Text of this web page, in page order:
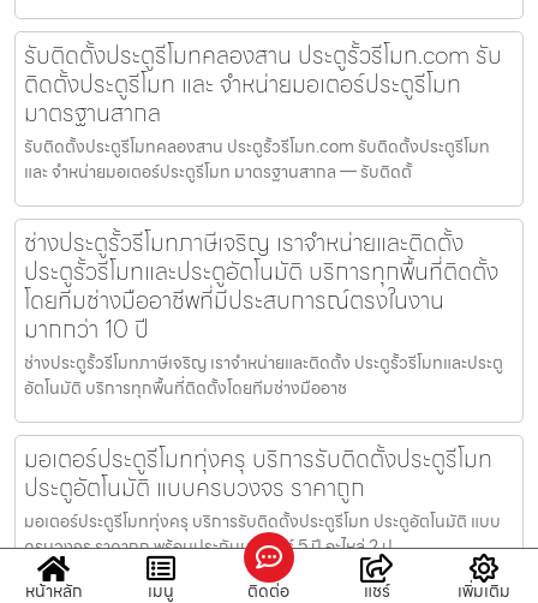
รับติดตั้งประตูรีโมทคลองสาน ประตูรั้วรีโมท.com รับ
ติดตั้งประตูรีโมท และ จำหน่ายมอเตอร์ประตูรีโมท
มาตรฐานสากล
รับติดตั้งประตูรีโมทคลองสาน ประตูรั้วรีโมท.com รับติดตั้งประตูรีโมท
และ จำหน่ายมอเตอร์ประตูรีโมท มาตรฐานสากล — รับติดตั้
ช่างประตูรั้วรีโมทภาษีเจริญ เราจำหน่ายและติดตั้ง
ประตูรั้วรีโมทและประตูอัตโนมัติ บริการทุกพื้นที่ติดตั้ง
โดยทีมช่างมืออาชีพที่มีประสบการณ์ตรงในงาน
มากกว่า 10 ปี
ช่างประตูรั้วรีโมทภาษีเจริญ เราจำหน่ายและติดตั้ง ประตูรั้วรีโมทและประตู
อัตโนมัติ บริการทุกพื้นที่ติดตั้งโดยทีมช่างมืออาช
มอเตอร์ประตูรีโมททุ่งครุ บริการรับติดตั้งประตูรีโมท
ประตูอัตโนมัติ แบบครบวงจร ราคาถูก
มอเตอร์ประตูรีโมททุ่งครุ บริการรับติดตั้งประตูรีโมท ประตูอัตโนมัติ แบบ
ครบวงจร ราคาถูก พร้อมประกันมอเตอร์ 5 ปี อะไหล่ 2 ป
หน้าหลัก เมนู ติดต่อ แชร์ เพิ่มเติม